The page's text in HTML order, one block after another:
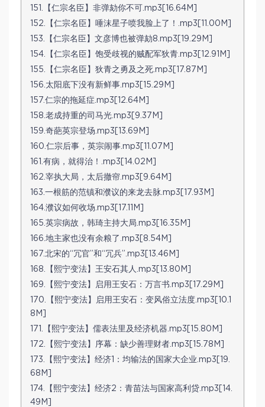
151.【仁宗名臣】非弹劾你不可.mp3[16.64M]
152.【仁宗名臣】唾沫星子喷我脸上了！.mp3[11.00M]
153.【仁宗名臣】文彦博也被弹劾8.mp3[19.29M]
154.【仁宗名臣】饱受歧视的贼配军狄青.mp3[12.91M]
155.【仁宗名臣】狄青之勇及之死.mp3[17.87M]
156.太阳底下没有新鲜事.mp3[15.29M]
157.仁宗的拖延症.mp3[12.64M]
158.老成持重的司马光.mp3[9.37M]
159.奇葩英宗登场.mp3[13.69M]
160.仁宗后事，英宗闹事.mp3[11.07M]
161.有病，就得治！.mp3[14.02M]
162.宰执大局，太后撤帘.mp3[9.64M]
163.一根筋的范镇和濮议的来龙去脉.mp3[17.93M]
164.濮议如何收场.mp3[17.11M]
165.英宗病故，韩琦主持大局.mp3[16.35M]
166.地主家也没有余粮了.mp3[8.54M]
167.北宋的“冗官”和“冗兵”.mp3[13.46M]
168.【熙宁变法】王安石其人.mp3[13.80M]
169.【熙宁变法】启用王安石：万言书.mp3[17.29M]
170.【熙宁变法】启用王安石：变风俗立法度.mp3[10.1
8M]
171.【熙宁变法】儒表法里及经济机器.mp3[15.80M]
172.【熙宁变法】序幕：缺少善理财者.mp3[15.78M]
173.【熙宁变法】经济1：均输法的国家大企业.mp3[19.
68M]
174.【熙宁变法】经济2：青苗法与国家高利贷.mp3[14.
49M]